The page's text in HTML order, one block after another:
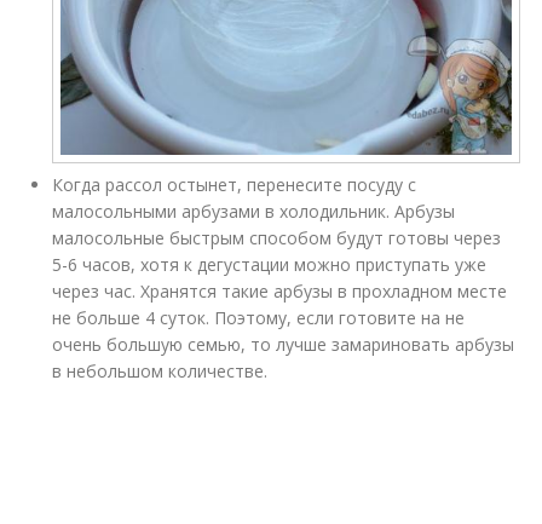
Когда рассол остынет, перенесите посуду с
малосольными арбузами в холодильник. Арбузы
малосольные быстрым способом будут готовы через
5-6 часов, хотя к дегустации можно приступать уже
через час. Хранятся такие арбузы в прохладном месте
не больше 4 суток. Поэтому, если готовите на не
очень большую семью, то лучше замариновать арбузы
в небольшом количестве.